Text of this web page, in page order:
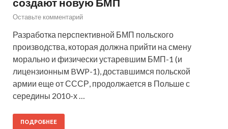
Оставьте комментарий
Разработка перспективной БМП польского
производства, которая должна прийти на смену
морально и физически устаревшим БМП-1 (и
лицензионным BWP-1), доставшимся польской
армии еще от СССР, продолжается в Польше с
середины 2010-х …
ПОДРОБНЕЕ